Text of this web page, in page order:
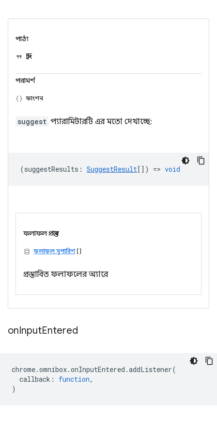
পাঠ্য
স্ট্রিং
পরামর্শ
ফাংশন
suggest প্যারামিটারটি এর মতো দেখাচ্ছে:
(suggestResults : SuggestResult[]) => void
ফলাফল প্রস্তাব
ফলাফল সুপারিশ[]
প্রস্তাবিত ফলাফলের অ্যারে
onInputEntered
chrome.omnibox.onInputEntered .addListener(
callback : function,
)